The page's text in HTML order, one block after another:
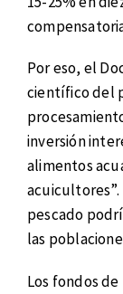
Por eso, el
científico del
inversión
alimentos
pescado
las
Los fondos